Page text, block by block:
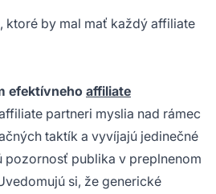
ktoré by mal mať každý affiliate
efektívneho affiliate
partneri myslia nad rámec
taktík a vyvíjajú jedinečné
pozornosť publika v preplnenom
si, že generické